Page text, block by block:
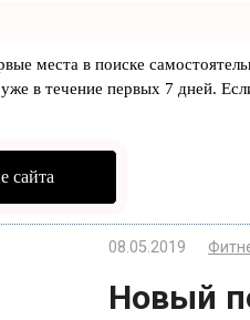
места в поиске
в течение первых 7 дней.
сайта
08.05.2019
Новый